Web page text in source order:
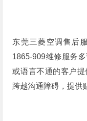
东莞三菱空调售后
1865-909维修服务
或语言不通的客户提
跨越沟通障碍，提供